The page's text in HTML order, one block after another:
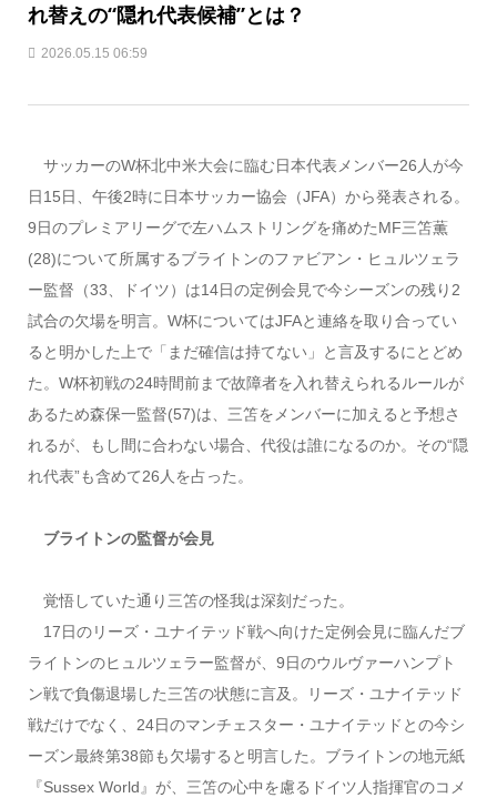
れ替えの“隠れ代表候補”とは？
2026.05.15 06:59
サッカーのW杯北中米大会に臨む日本代表メンバー26人が今
日15日、午後2時に日本サッカー協会（JFA）から発表される。
9日のプレミアリーグで左ハムストリングを痛めたMF三笘薫
(28)について所属するブライトンのファビアン・ヒュルツェラ
ー監督（33、ドイツ）は14日の定例会見で今シーズンの残り2
試合の欠場を明言。W杯についてはJFAと連絡を取り合ってい
ると明かした上で「まだ確信は持てない」と言及するにとどめ
た。W杯初戦の24時間前まで故障者を入れ替えられるルールが
あるため森保一監督(57)は、三笘をメンバーに加えると予想さ
れるが、もし間に合わない場合、代役は誰になるのか。その“隠
れ代表”も含めて26人を占った。
ブライトンの監督が会見
覚悟していた通り三笘の怪我は深刻だった。
17日のリーズ・ユナイテッド戦へ向けた定例会見に臨んだブ
ライトンのヒュルツェラー監督が、9日のウルヴァーハンプト
ン戦で負傷退場した三笘の状態に言及。リーズ・ユナイテッド
戦だけでなく、24日のマンチェスター・ユナイテッドとの今シ
ーズン最終第38節も欠場すると明言した。ブライトンの地元紙
『Sussex World』が、三笘の心中を慮るドイツ人指揮官のコメ